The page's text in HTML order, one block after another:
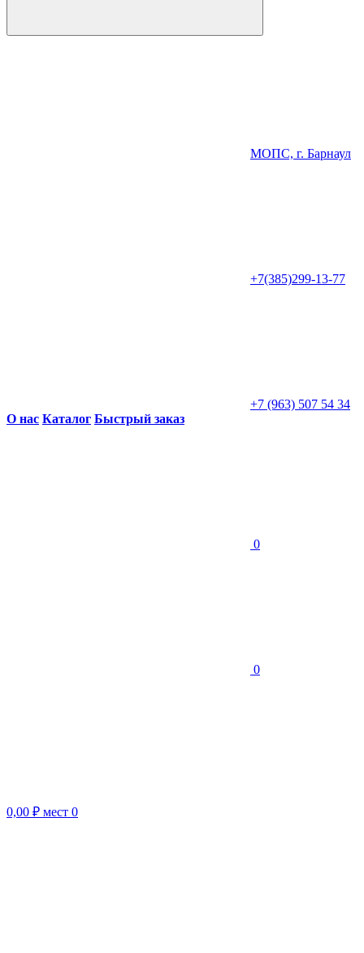
МОПС, г. Барнаул
+7(385)299-13-77
+7 (963) 507 54 34
О нас Каталог Быстрый заказ
0
0
0,00 ₽ мест 0